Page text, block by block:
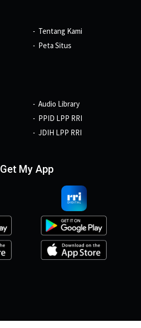
Tentang Kami
Peta Situs
Audio Library
PPID LPP RRI
JDIH LPP RRI
Get My App